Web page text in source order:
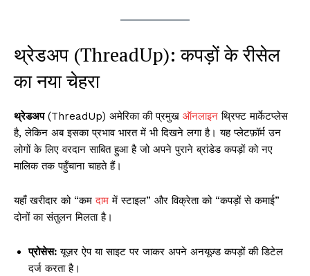
थ्रेडअप (ThreadUp): कपड़ों के रीसेल
का नया चेहरा
थ्रेडअप(ThreadUp) अमेरिका की प्रमुख ऑनलाइन थ्रिफ्ट मार्केटप्लेस
है, लेकिन अब इसका प्रभाव भारत में भी दिखने लगा है। यह प्लेटफ़ॉर्म उन
लोगों के लिए वरदान साबित हुआ है जो अपने पुराने ब्रांडेड कपड़ों को नए
मालिक तक पहुँचाना चाहते हैं।
यहाँ खरीदार को “कमदाम में स्टाइल” और विक्रेता को “कपड़ों से कमाई”
दोनों का संतुलन मिलता है।
प्रोसेस: यूज़र ऐप या साइट पर जाकर अपने अनयूज़्ड कपड़ों की डिटेल
दर्ज करता है।